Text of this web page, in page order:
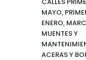
MAYO,
ENERO,
MUENTES Y
ACERAS Y